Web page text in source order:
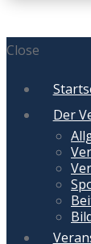
Close
Der